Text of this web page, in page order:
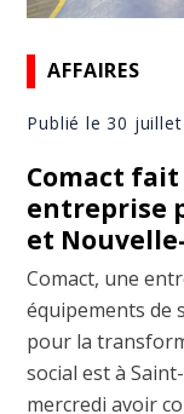
AFFAIRES
Publié le 30
Comact
entreprise
et
Comact, une
équipements de
pour la
social est à
mercredi avoir